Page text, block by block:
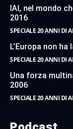
IAI, nel mondo
2016
SPECIALE 20 ANNI DI AI
L’Europa non
SPECIALE 20 ANNI DI AI
Una forza
2006
SPECIALE 20 ANNI DI AI